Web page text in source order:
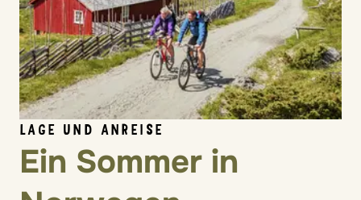
LAGE UND ANREISE
Ein Sommer in